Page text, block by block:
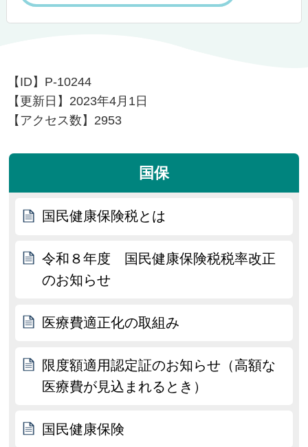
【ID】 P-10244
【更新日】 2023年4月1日
【アクセス数】 2953
国保
国民健康保険税とは
令和８年度 国民健康保険税税率改正
のお知らせ
医療費適正化の取組み
限度額適用認定証のお知らせ（高額な
医療費が見込まれるとき）
国民健康保険